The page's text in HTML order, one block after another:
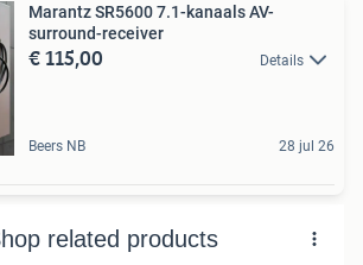
Marantz SR5600 7.1-kanaals AV-
surround-receiver
€ 115,00 Details
Beers NB 28 jul 26